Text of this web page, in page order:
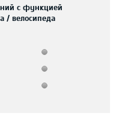
с функцией
/ велосипеда